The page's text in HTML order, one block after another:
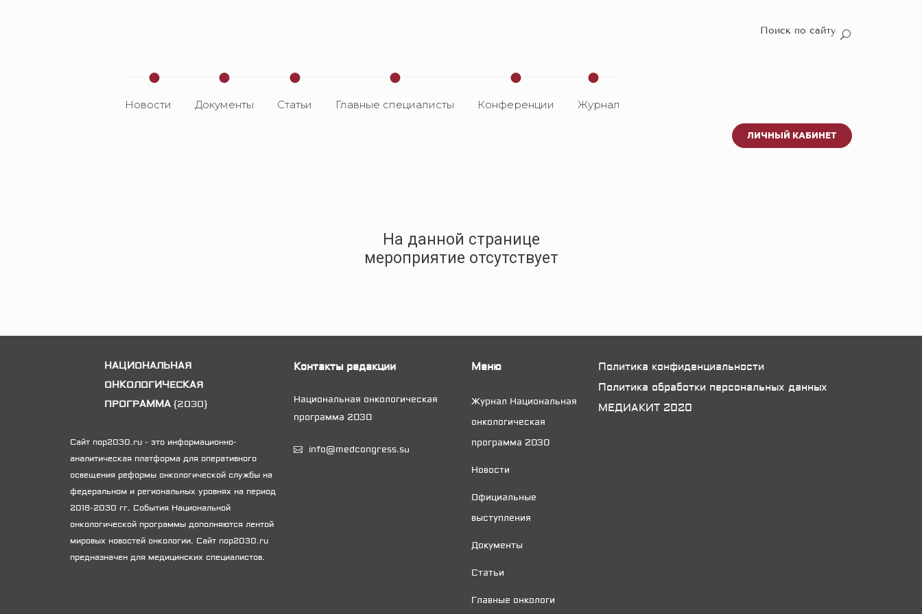
Поиск по сайту
Новости Документы
Статьи
распространенном
Бизнес в
Главные специалисты Конференции Журнал
ЛИЧНЫЙ КАБИНЕТ
На данной странице
мероприятие отсутствует
НАЦИОНАЛЬНАЯ
ОНКОЛОГИЧЕСКАЯ
ПРОГРАММА {2030}
Сайт nop2030.ru - это информационно-
аналитическая платформа для оперативного
освещения реформы онкологической службы на
федеральном и региональных уровнях на период
2018-2030 гг. События Национальной
онкологической программы дополняются лентой
мировых новостей онкологии. Сайт nop2030.ru
предназначен для медицинских специалистов.
Контакты редакции
Национальная онкологическая
программа 2030
info@medcongress.su
Меню
Журнал Национальная
онкологическая
программа 2030
Новости
Официальные
выступления
Документы
Статьи
Главные онкологи
Политика конфиденциальности
Политика обработки персональных данных
МЕДИАКИТ 2020